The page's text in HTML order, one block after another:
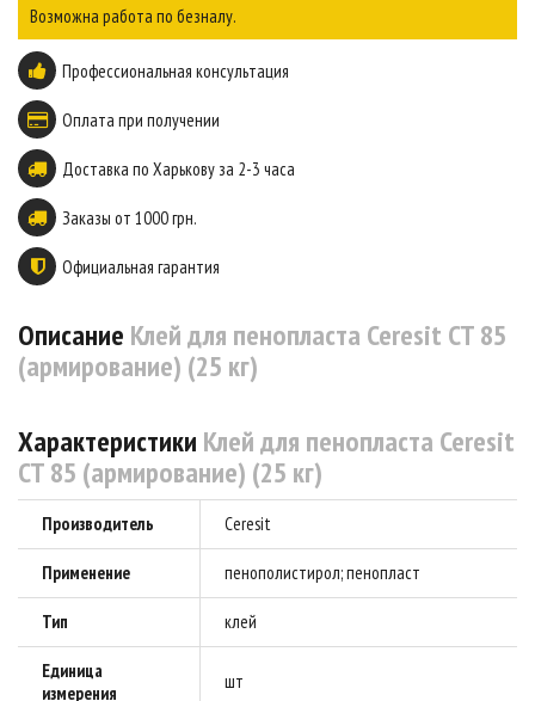
Возможна работа по безналу.
Профессиональная консультация
Оплата при получении
Доставка по Харькову за 2-3 часа
Заказы от 1000 грн.
Официальная гарантия
Описание Клей для пенопласта Ceresit CT 85
(армирование) (25 кг)
Характеристики Клей для пенопласта Ceresit
CT 85 (армирование) (25 кг)
Производитель Ceresit
Применение пенополистирол; пенопласт
Тип клей
Единица
измерения
шт